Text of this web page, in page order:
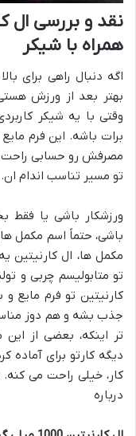
همراه با شیکر
اگه دنبال راهی برای
وقتی با یه شیکر
برات باشه. این فرم
مصرفش رو حسابی راحت
تو مسیر تناسب اندام ان.
ورزشکار باشی یا فقط
باشی، حتماً اسم مکمل
مکمل ها، ال کارنیتین
تو متابولیسم چربی و
جذب بشه و هم دوز
تر اینکه، بعضی از
دیگه کارتو برای
کار، خیلی راحت می
درباره